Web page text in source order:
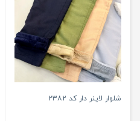
شلوار لاینر دار کد ۲۳۸۲